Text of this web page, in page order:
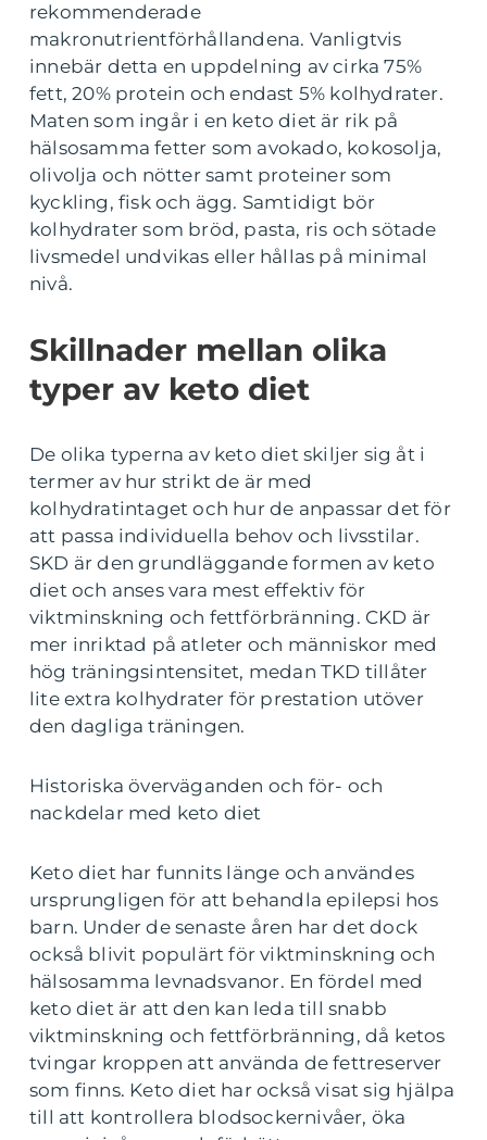
rekommenderade
makronutrientförhållandena. Vanligtvis
innebär detta en uppdelning av cirka 75%
fett, 20% protein och endast 5% kolhydrater.
Maten som ingår i en keto diet är rik på
hälsosamma fetter som avokado, kokosolja,
olivolja och nötter samt proteiner som
kyckling, fisk och ägg. Samtidigt bör
kolhydrater som bröd, pasta, ris och sötade
livsmedel undvikas eller hållas på minimal
nivå.
Skillnader mellan olika
typer av keto diet
De olika typerna av keto diet skiljer sig åt i
termer av hur strikt de är med
kolhydratintaget och hur de anpassar det för
att passa individuella behov och livsstilar.
SKD är den grundläggande formen av keto
diet och anses vara mest effektiv för
viktminskning och fettförbränning. CKD är
mer inriktad på atleter och människor med
hög träningsintensitet, medan TKD tillåter
lite extra kolhydrater för prestation utöver
den dagliga träningen.
Historiska överväganden och för- och
nackdelar med keto diet
Keto diet har funnits länge och användes
ursprungligen för att behandla epilepsi hos
barn. Under de senaste åren har det dock
också blivit populärt för viktminskning och
hälsosamma levnadsvanor. En fördel med
keto diet är att den kan leda till snabb
viktminskning och fettförbränning, då ketos
tvingar kroppen att använda de fettreserver
som finns. Keto diet har också visat sig hjälpa
till att kontrollera blodsockernivåer, öka